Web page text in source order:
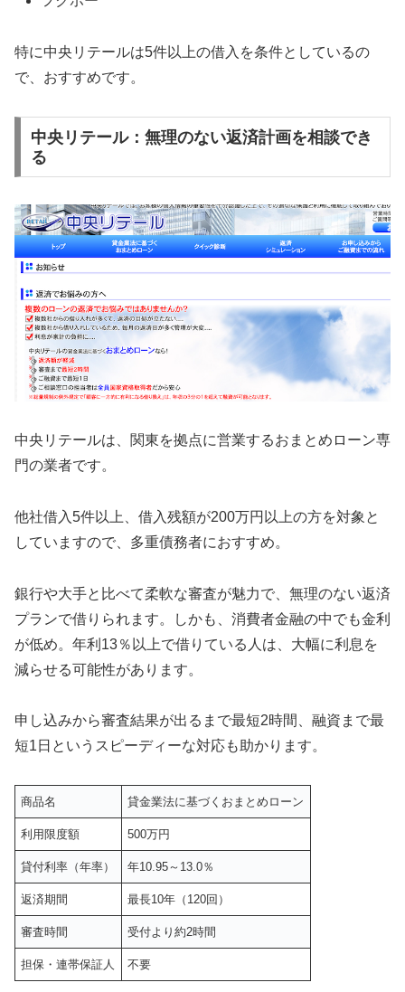
特に中央リテールは5件以上の借入を条件としているの
で、おすすめです。
中央リテール：無理のない返済計画を相談でき
る
中央リテールは、関東を拠点に営業するおまとめローン専
門の業者です。
他社借入5件以上、借入残額が200万円以上の方を対象と
していますので、多重債務者におすすめ。
銀行や大手と比べて柔軟な審査が魅力で、無理のない返済
プランで借りられます。しかも、消費者金融の中でも金利
が低め。年利13％以上で借りている人は、大幅に利息を
減らせる可能性があります。
申し込みから審査結果が出るまで最短2時間、融資まで最
短1日というスピーディーな対応も助かります。
商品名 貸金業法に基づくおまとめローン
利用限度額 500万円
貸付利率（年率） 年10.95～13.0％
返済期間 最長10年（120回）
審査時間 受付より約2時間
担保・連帯保証人 不要